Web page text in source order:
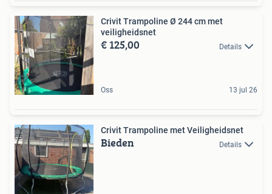
Crivit Trampoline Ø 244 cm met
veiligheidsnet
€ 125,00 Details
Oss 13 jul 26
Crivit Trampoline met Veiligheidsnet
Bieden Details